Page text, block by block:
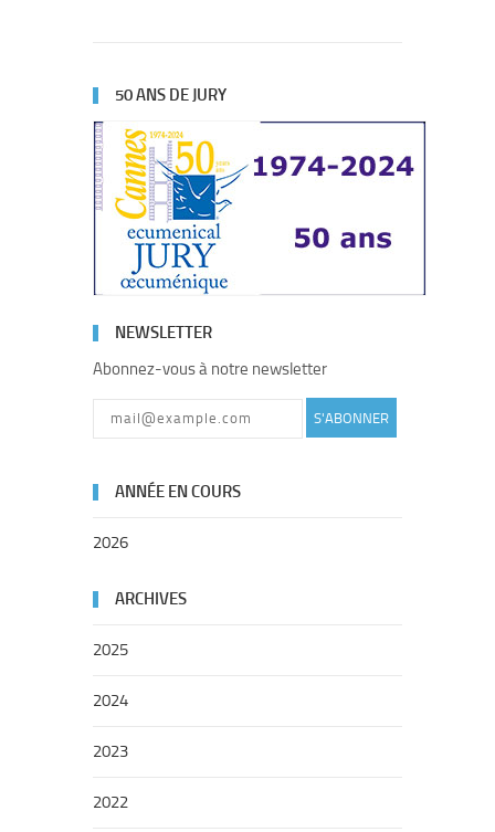
50 ANS DE JURY
NEWSLETTER
Abonnez-vous à notre newsletter
S'ABONNER
ANNÉE EN COURS
2026
ARCHIVES
2025
2024
2023
2022